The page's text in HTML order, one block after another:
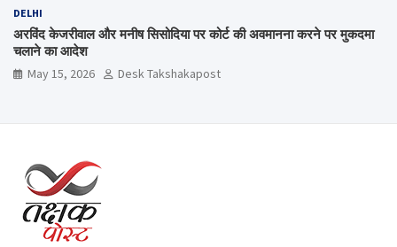
DELHI
अरविंद केजरीवाल और मनीष सिसोदिया पर कोर्ट की अवमानना करने पर मुकदमा
चलाने का आदेश
May 15, 2026 Desk Takshakapost